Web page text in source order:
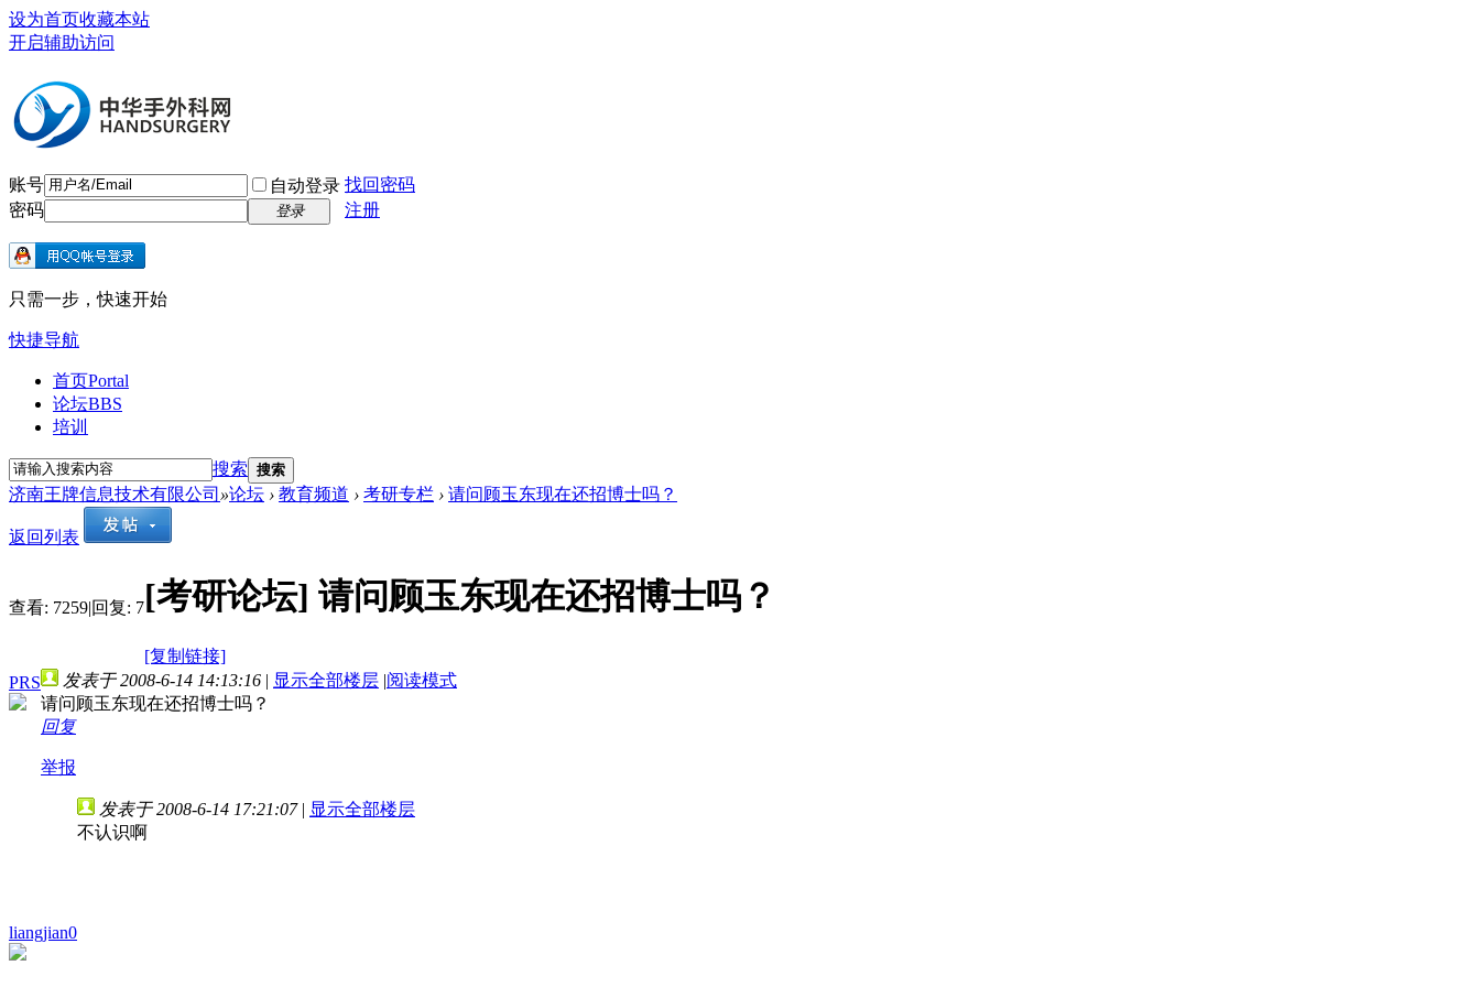
设为首页收藏本站
开启辅助访问
账号 自动登录 找回密码
密码
登录 注册
只需一步，快速开始
快捷导航
首页Portal
论坛BBS
培训
搜索 搜索
济南王牌信息技术有限公司 »论坛 › 教育频道 › 考研专栏 › 请问顾玉东现在还招博士吗？
返回列表
查看: 7259|回复: 7[考研论坛] 请问顾玉东现在还招博士吗？
[复制链接]
PRS
发表于 2008-6-14 14:13:16 | 显示全部楼层 |阅读模式
请问顾玉东现在还招博士吗？
回复
举报
liangjian0
发表于 2008-6-14 17:21:07 | 显示全部楼层
不认识啊